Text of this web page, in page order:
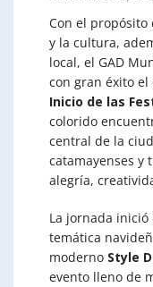
Con el
y la cultura,
local, el GAD
con gran éxito el
Inicio de las
colorido
central de la
catamayenses y
alegría,
La jornada
temática
moderno Style
evento lleno de